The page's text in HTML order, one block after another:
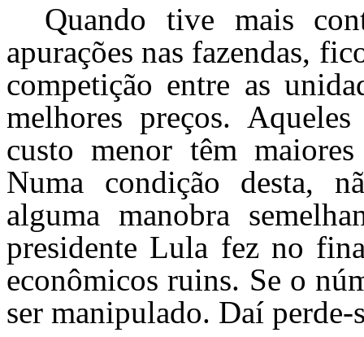
Quando tive mais
apurações nas fazendas,
competição entre as
melhores preços.
custo menor têm
Numa condição desta,
alguma manobra
presidente Lula fez no
econômicos ruins. Se o
ser manipulado. Daí perde-